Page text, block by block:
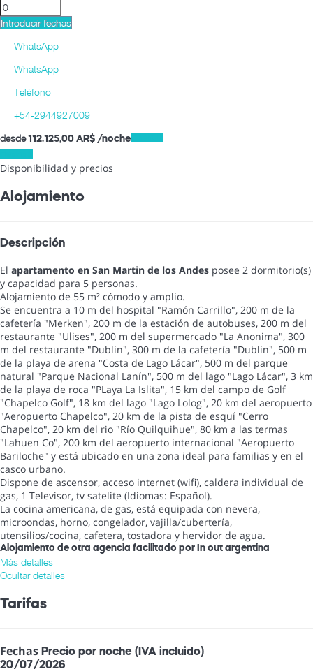
Introducir fechas
WhatsApp
WhatsApp
Teléfono
+54-2944927009
desde112.125,00 AR$ /noche
Disponibilidad y precios
Alojamiento
Descripción
El apartamento en San Martin de los Andes posee 2 dormitorio(s)
y capacidad para 5 personas.
Alojamiento de 55 m² cómodo y amplio.
Se encuentra a 10 m del hospital "Ramón Carrillo", 200 m de la
cafetería "Merken", 200 m de la estación de autobuses, 200 m del
restaurante "Ulises", 200 m del supermercado "La Anonima", 300
m del restaurante "Dublin", 300 m de la cafetería "Dublin", 500 m
de la playa de arena "Costa de Lago Lácar", 500 m del parque
natural "Parque Nacional Lanín", 500 m del lago "Lago Lácar", 3 km
de la playa de roca "PLaya La Islita", 15 km del campo de Golf
"Chapelco Golf", 18 km del lago "Lago Lolog", 20 km del aeropuerto
"Aeropuerto Chapelco", 20 km de la pista de esquí "Cerro
Chapelco", 20 km del rio "Río Quilquihue", 80 km a las termas
"Lahuen Co", 200 km del aeropuerto internacional "Aeropuerto
Bariloche" y está ubicado en una zona ideal para familias y en el
casco urbano.
Dispone de ascensor, acceso internet (wifi), caldera individual de
gas, 1 Televisor, tv satelite (Idiomas: Español).
La cocina americana, de gas, está equipada con nevera,
microondas, horno, congelador, vajilla/cubertería,
utensilios/cocina, cafetera, tostadora y hervidor de agua.
Alojamiento de otra agencia facilitado por In out argentina
Más detalles
Ocultar detalles
Tarifas
Fechas Precio por noche (IVA incluido)
20/07/2026